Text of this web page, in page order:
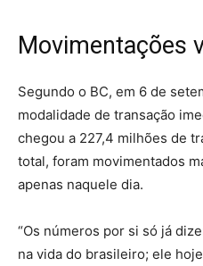
Movimentações
Segundo o BC, em 6 de
modalidade de transação
chegou a 227,4 milhões de
total, foram movimentados
apenas naquele dia.
“Os números por si só já
na vida do brasileiro; ele